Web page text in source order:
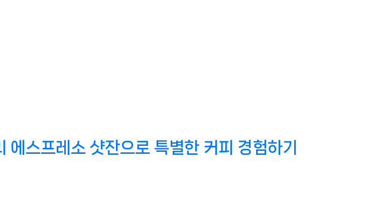
스프레소 샷잔으로 특별한 커피 경험하기